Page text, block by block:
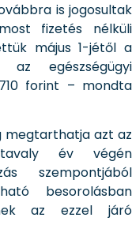
is jogosultak
fizetés nélküli
május 1-jétől a
egészségügyi
forint – mondta
megtarthatja azt az
év végén
szempontjából
besorolásban
az ezzel járó